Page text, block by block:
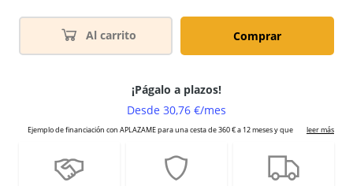
Al carrito Comprar